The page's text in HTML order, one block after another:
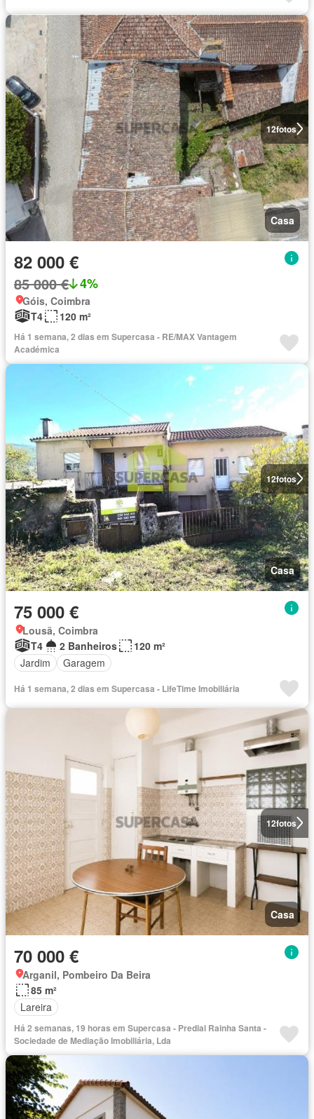
12fotos
Casa
82 000 €
85 000 € 4%
Góis, Coimbra
T4
120 m²
Há 1 semana, 2 dias em Supercasa - RE/MAX Vantagem
Académica
12fotos
Casa
75 000 €
Lousã, Coimbra
T4
2 Banheiros
120 m²
Jardim
Garagem
Há 1 semana, 2 dias em Supercasa - LifeTime Imobiliária
12fotos
Casa
70 000 €
Arganil, Pombeiro Da Beira
85 m²
Lareira
Há 2 semanas, 19 horas em Supercasa - Predial Rainha Santa -
Sociedade de Mediação Imobiliária, Lda